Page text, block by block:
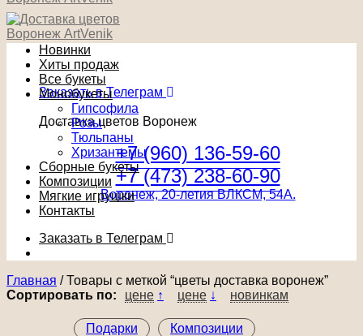
Заказать в Телеграм
Доставка цветов Воронеж
+7 (960) 136-59-60
+7 (473) 238-60-90
Воронеж, 20-летия ВЛКСМ, 54А.
Новинки
Хиты продаж
Все букеты
Монобукеты
Гипсофила
Розы
Тюльпаны
Хризантемы
Сборные букеты
Композиции
Мягкие игрушки
Контакты
Заказать в Телеграм
Главная /Товары с меткой “цветы доставка воронеж”
Сортировать по:
цене ↑ цене ↓ новинкам
Подарки
Композиции